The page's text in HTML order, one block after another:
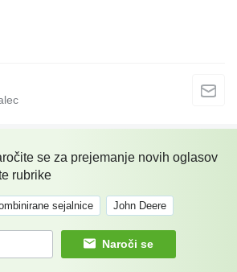
se za prejemanje novih oglasov
rubrike
sejalnice John Deere
Naroči se